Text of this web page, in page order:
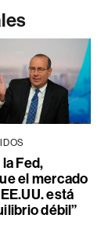
Fed,
el mercado
está
débil”